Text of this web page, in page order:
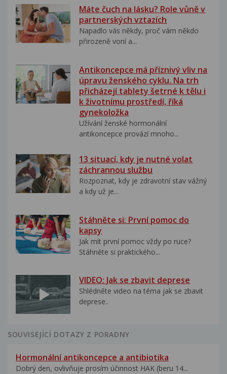
Máte čuch na lásku? Role vůně v
partnerských vztazích
Napadlo vás někdy, proč vám někdo
přirozeně voní a...
Antikoncepce má příznivý vliv na
úpravu ženského cyklu. Na trh
přicházejí tablety šetrné k tělu i
k životnímu prostředí, říká
gynekoložka
Užívání ženské hormonální
antikoncepce provází mnoho...
13 situací, kdy je nutné volat
záchrannou službu
Rozpoznat, kdy je zdravotní stav vážný
a kdy už je...
Stáhněte si: První pomoc do
kapsy
Jak mít první pomoc vždy po ruce?
Stáhněte si praktického...
VIDEO: Jak se zbavit deprese
Shlédněte video na téma jak se zbavit
deprese..
SOUVISEJÍCÍ DOTAZY Z PORADNY
Hormonální antikoncepce a antibiotika
Dobrý den, ovlivňuje prosím účinnost HAK (beru 14...